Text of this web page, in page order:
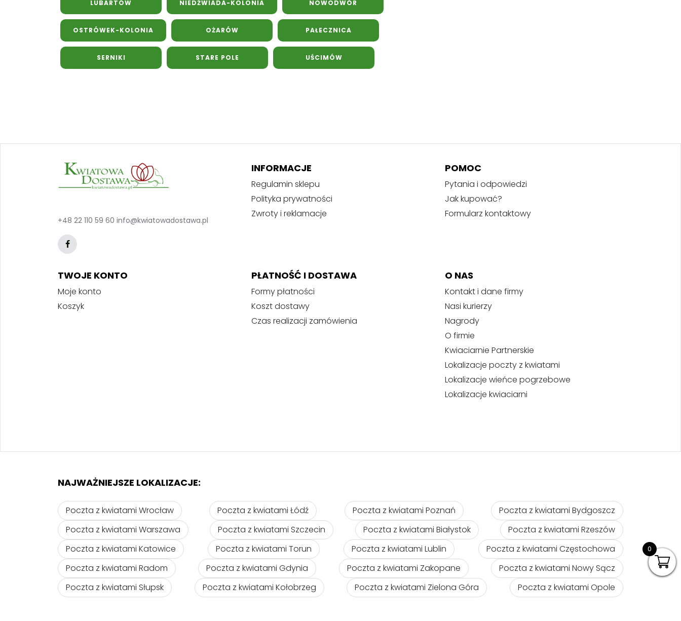
LUBARTÓW NIEDŹWIADA-KOLONIA NOWODWÓR
OSTRÓWEK-KOLONIA OŻARÓW PAŁECZNICA
SERNIKI STARE POLE UŚCIMÓW
+48 22 110 59 60 info@kwiatowadostawa.pl
INFORMACJE
Regulamin sklepu
Polityka prywatności
Zwroty i reklamacje
POMOC
Pytania i odpowiedzi
Jak kupować?
Formularz kontaktowy
TWOJE KONTO
Moje konto
Koszyk
PŁATNOŚĆ I DOSTAWA
Formy płatności
Koszt dostawy
Czas realizacji zamówienia
O NAS
Kontakt i dane firmy
Nasi kurierzy
Nagrody
O firmie
Kwiaciarnie Partnerskie
Lokalizacje poczty z kwiatami
Lokalizacje wieńce pogrzebowe
Lokalizacje kwiaciarni
NAJWAŻNIEJSZE LOKALIZACJE:
Poczta z kwiatami Wrocław Poczta z kwiatami Łódź Poczta z kwiatami Poznań
Poczta z kwiatami Bydgoszcz
Poczta z kwiatami Warszawa
Poczta z kwiatami Szczecin Poczta z kwiatami Białystok
Poczta z kwiatami Rzeszów
Poczta z kwiatami Katowice
Poczta z kwiatami Torun Poczta z kwiatami Lublin
Poczta z kwiatami Częstochowa
Poczta z kwiatami Radom
Poczta z kwiatami Gdynia Poczta z kwiatami Zakopane
Poczta z kwiatami Nowy Sącz
Poczta z kwiatami Słupsk
Poczta z kwiatami Kołobrzeg Poczta z kwiatami Zielona Góra Poczta z kwiatami Opole
0